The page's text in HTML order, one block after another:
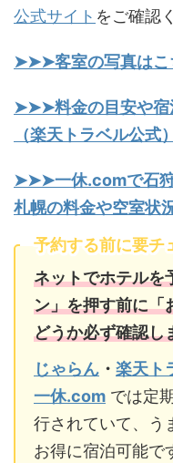
公式サイト をご確認
➤➤➤客室の写真はこ
➤➤➤料金の目安や宿
（楽天トラベル公式）
➤➤➤一休.comで石狩
札幌の料金や空室状
予約する前に要チ
ネットでホテルを
ン」を押す前に「
どうか必ず確認し
じゃらん ・ 楽天ト
一休.com では定
行されていて、う
お得に宿泊可能で